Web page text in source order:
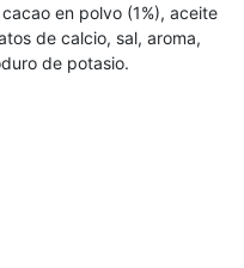
en polvo (1%), aceite
de calcio, sal, aroma,
de potasio.